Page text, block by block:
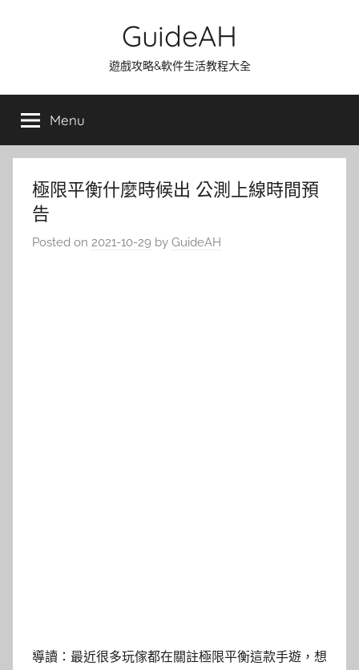
GuideAH
遊戲攻略&軟件生活教程大全
Menu
極限平衡什麼時候出 公測上線時間預
告
Posted on 2021-10-29 by GuideAH
導讀：最近很多玩傢都在關註極限平衡這款手遊，想